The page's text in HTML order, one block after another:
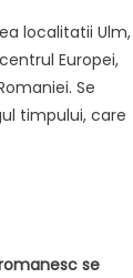
localitatii Ulm,
Europei,
Se
timpului, care
se